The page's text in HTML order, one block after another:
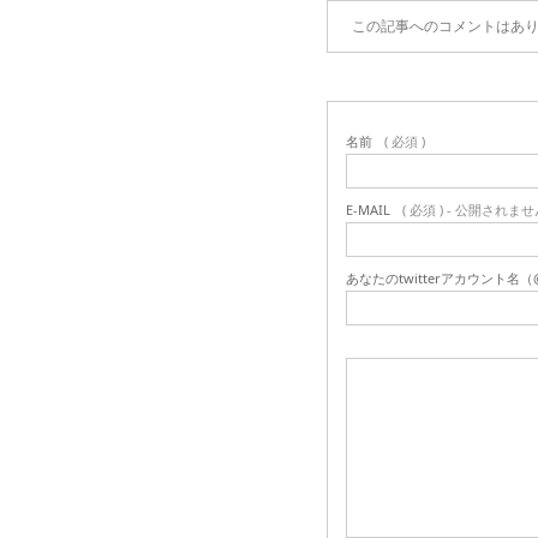
この記事へのコメントはあり
名前 ( 必須 )
E-MAIL ( 必須 ) - 公開されませ
あなたのtwitterアカウント名（